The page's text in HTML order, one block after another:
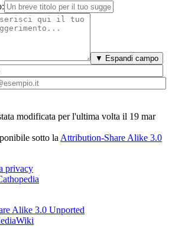
▼ Espandi campo
modificata per l'ultima volta il 19 mar
sotto la Attribution-Share Alike 3.0
privacy